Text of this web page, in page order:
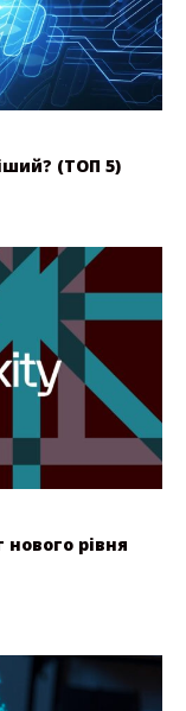
(ТОП 5)
рівня